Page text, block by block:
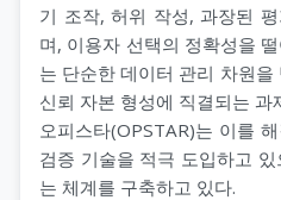
기 조작, 허위 작성, 과장된
며, 이용자 선택의 정확성을
는 단순한 데이터 관리 차원
신뢰 자본 형성에 직결되는 과
오피스타(OPSTAR)는 이를
검증 기술을 적극 도입하고
는 체계를 구축하고 있다.